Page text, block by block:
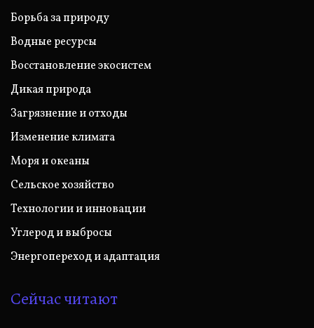
Борьба за природу
Водные ресурсы
Восстановление экосистем
Дикая природа
Загрязнение и отходы
Изменение климата
Моря и океаны
Сельское хозяйство
Технологии и инновации
Углерод и выбросы
Энергопереход и адаптация
Сейчас читают